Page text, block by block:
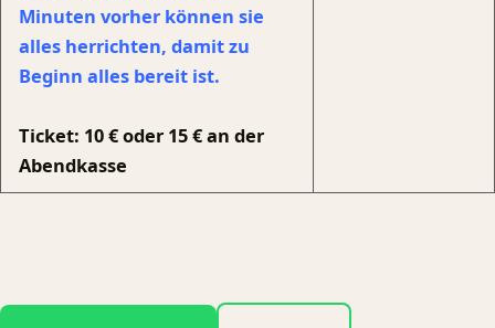
Minuten vorher können sie
alles herrichten, damit zu
Beginn alles bereit ist.
Ticket: 10 € oder 15 € an der
Abendkasse